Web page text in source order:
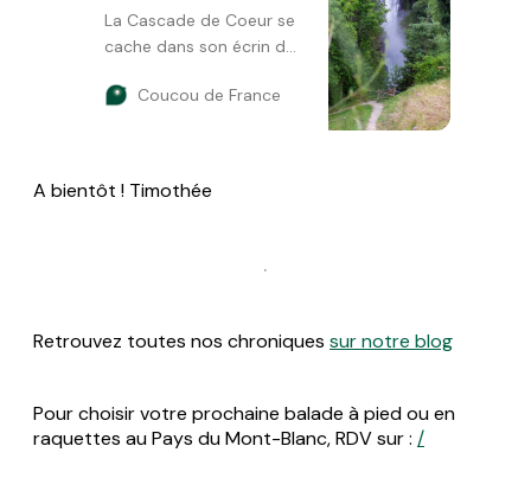
La Cascade de Coeur se
cache dans son écrin de
on y accède à pied en
Coucou de France
A bientôt ! Timothée
Retrouvez toutes nos chroniques sur notre blog
Pour choisir votre prochaine balade à pied ou en
raquettes au Pays du Mont-Blanc, RDV sur : /